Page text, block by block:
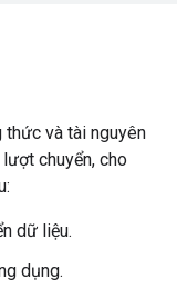
thức và tài nguyên
chuyển, cho
dữ liệu.
dụng.